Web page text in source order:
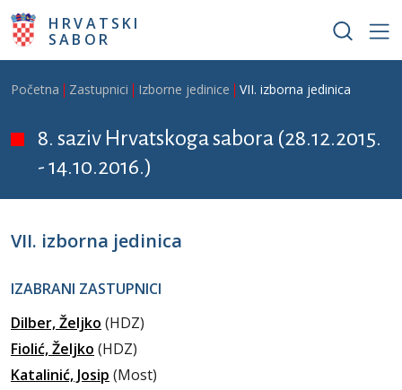
Skoči na glavni sadržaj
HRVATSKI
SABOR
Breadcrumb
Početna Zastupnici Izborne jedinice VII. izborna jedinica
8. saziv Hrvatskoga sabora (28.12.2015.
- 14.10.2016.)
VII. izborna jedinica
IZABRANI ZASTUPNICI
Dilber, Željko (HDZ)
Fiolić, Željko (HDZ)
Katalinić, Josip (Most)